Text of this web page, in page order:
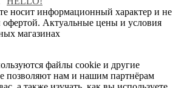
носит информационный характер и не
офертой. Актуальные цены и условия
магазинах
файлы cookie и другие
позволяют нам и нашим партнёрам